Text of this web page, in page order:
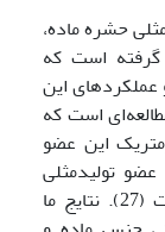
حشره ماده،
است که
عملکردهای این
مطالعه‌ای است که
این عضو
تولیدمثلی
منحصربه‌فرد در حشرات ماده یادشده است (27). نتایج ما